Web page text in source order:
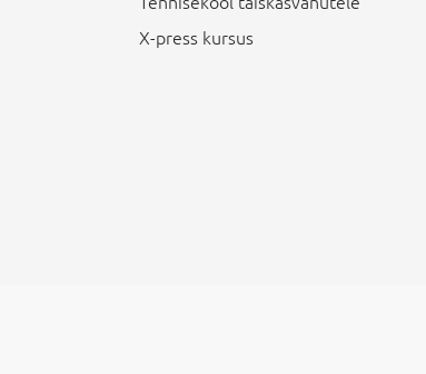
X-press kursus